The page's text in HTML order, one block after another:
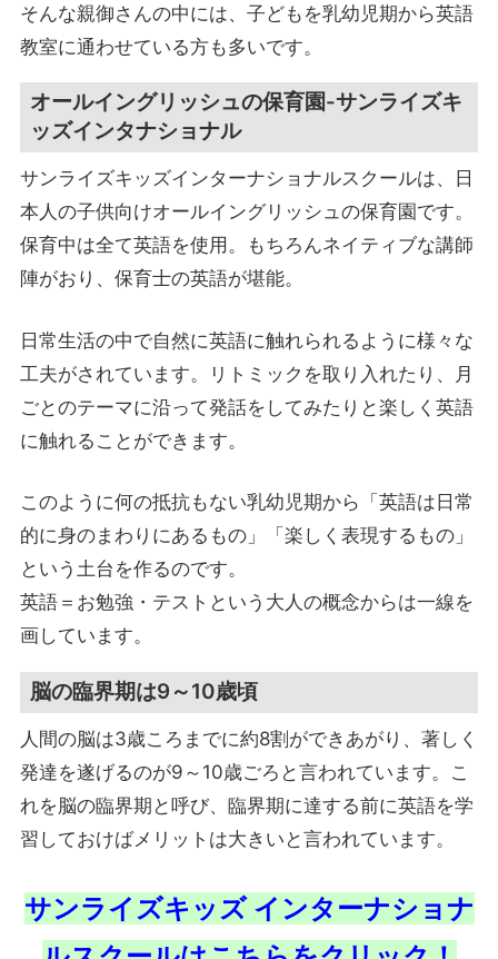
そんな親御さんの中には、子どもを乳幼児期から英語
教室に通わせている方も多いです。
オールイングリッシュの保育園-サンライズキ
ッズインタナショナル
サンライズキッズインターナショナルスクールは、日
本人の子供向けオールイングリッシュの保育園です。
保育中は全て英語を使用。もちろんネイティブな講師
陣がおり、保育士の英語が堪能。
日常生活の中で自然に英語に触れられるように様々な
工夫がされています。リトミックを取り入れたり、月
ごとのテーマに沿って発話をしてみたりと楽しく英語
に触れることができます。
このように何の抵抗もない乳幼児期から「英語は日常
的に身のまわりにあるもの」「楽しく表現するもの」
という土台を作るのです。
英語＝お勉強・テストという大人の概念からは一線を
画しています。
脳の臨界期は9～10歳頃
人間の脳は3歳ころまでに約8割ができあがり、著しく
発達を遂げるのが9～10歳ごろと言われています。こ
れを脳の臨界期と呼び、臨界期に達する前に英語を学
習しておけばメリットは大きいと言われています。
サンライズキッズ インターナショナ